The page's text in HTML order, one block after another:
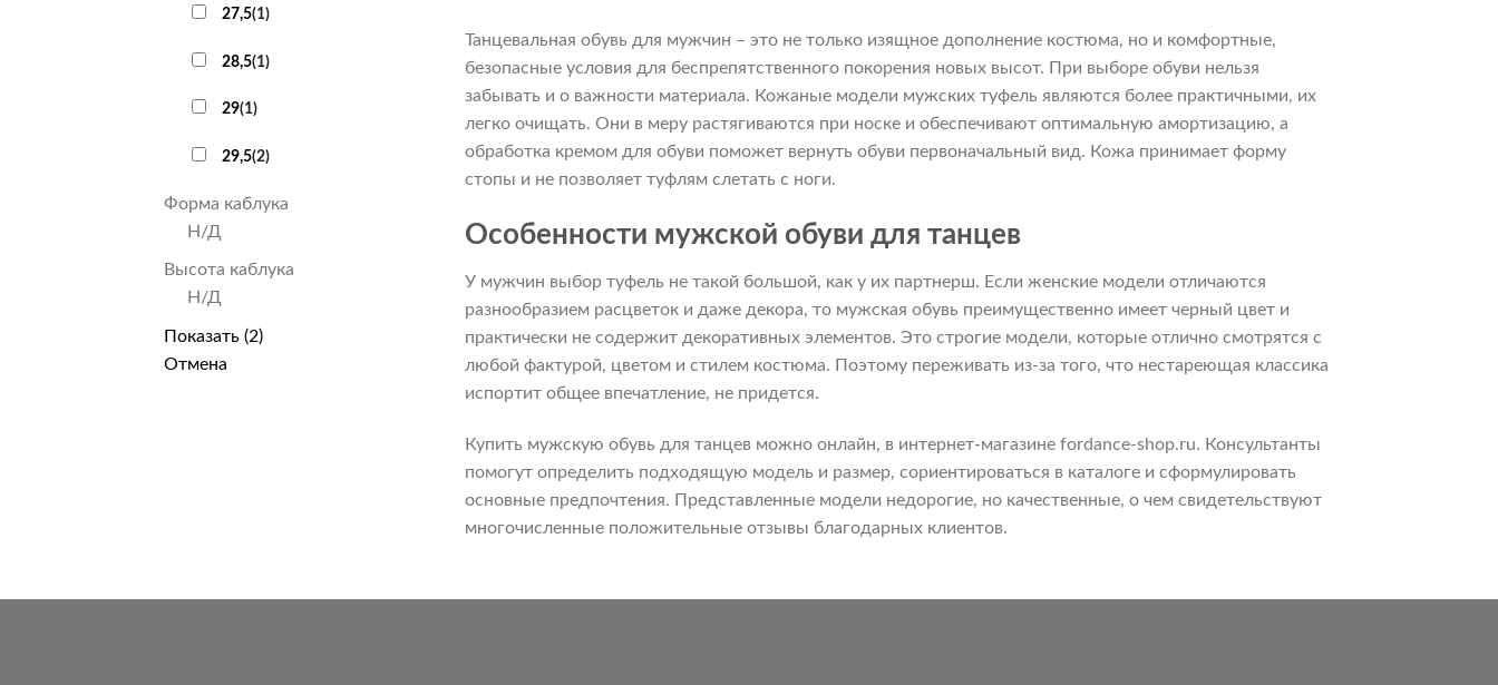
27,5(1)
28,5(1)
29(1)
29,5(2)
Форма каблука
Н/Д
Высота каблука
Н/Д
Показать (2)
Отмена
Танцевальная обувь для мужчин – это не только изящное дополнение костюма, но и комфортные,
безопасные условия для беспрепятственного покорения новых высот. При выборе обуви нельзя
забывать и о важности материала. Кожаные модели мужских туфель являются более практичными, их
легко очищать. Они в меру растягиваются при носке и обеспечивают оптимальную амортизацию, а
обработка кремом для обуви поможет вернуть обуви первоначальный вид. Кожа принимает форму
стопы и не позволяет туфлям слетать с ноги.
Особенности мужской обуви для танцев
У мужчин выбор туфель не такой большой, как у их партнерш. Если женские модели отличаются
разнообразием расцветок и даже декора, то мужская обувь преимущественно имеет черный цвет и
практически не содержит декоративных элементов. Это строгие модели, которые отлично смотрятся с
любой фактурой, цветом и стилем костюма. Поэтому переживать из-за того, что нестареющая классика
испортит общее впечатление, не придется.
Купить мужскую обувь для танцев можно онлайн, в интернет-магазине fordance-shop.ru. Консультанты
помогут определить подходящую модель и размер, сориентироваться в каталоге и сформулировать
основные предпочтения. Представленные модели недорогие, но качественные, о чем свидетельствуют
многочисленные положительные отзывы благодарных клиентов.